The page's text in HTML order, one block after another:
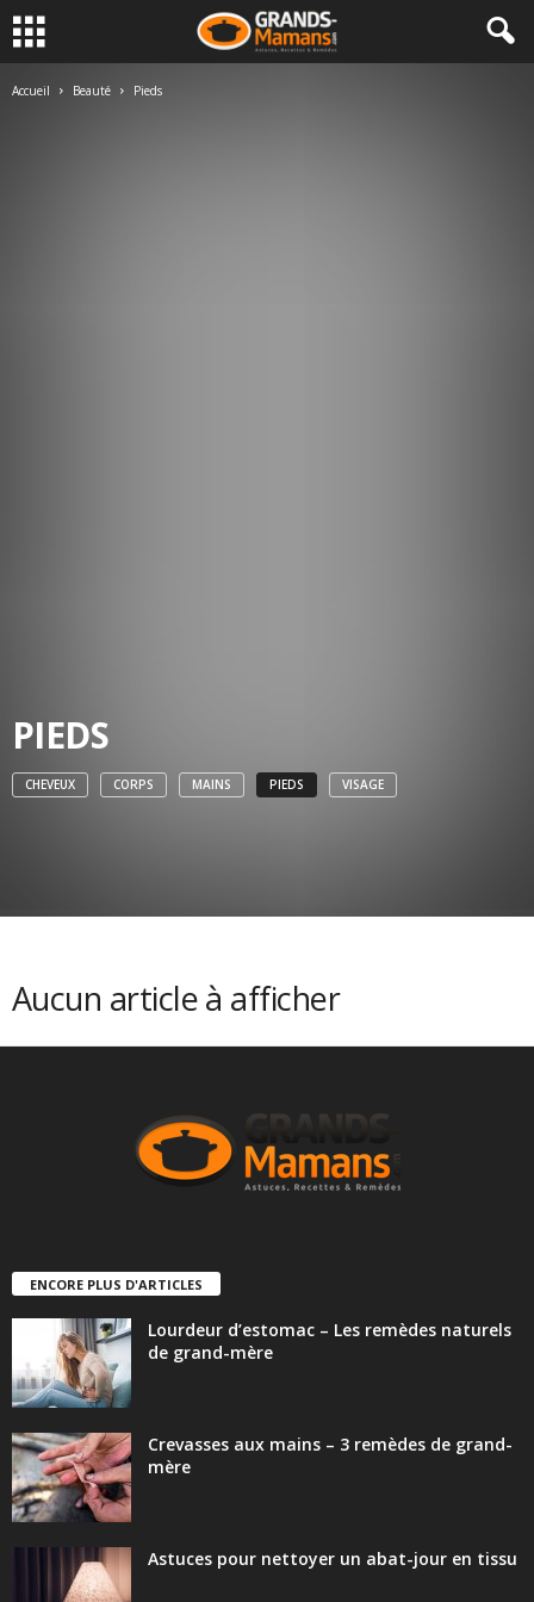
Accueil Beauté Pieds
PIEDS
CHEVEUX CORPS MAINS PIEDS VISAGE
Aucun article à afficher
ENCORE PLUS D'ARTICLES
Lourdeur d’estomac – Les remèdes naturels
de grand-mère
Crevasses aux mains – 3 remèdes de grand-
mère
Astuces pour nettoyer un abat-jour en tissu